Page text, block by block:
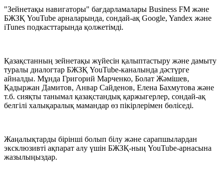
"Зейнетақы навигаторы" бағдарламалары Business FM және
БЖЗҚ YouTube арналарында, сондай-ақ Google, Yandex және
iTunes подкасттарында қолжетімді.
Қазақстанның зейнетақы жүйесін қалыптастыру және дамыту
туралы диалогтар БЖЗҚ YouTube-каналында дәстүрге
айналды. Мұнда Григорий Марченко, Болат Жәмішев,
Қадыржан Дамитов, Анвар Сайденов, Елена Бахмутова және
т.б. сияқты танымал қазақстандық қаржыгерлер, сондай-ақ
белгілі халықаралық мамандар өз пікірлерімен бөліседі.
Жаңалықтарды бірінші болып білу және сарапшылардан
эксклюзивті ақпарат алу үшін БЖЗҚ-ның YouTube-арнасына
жазылыңыздар.